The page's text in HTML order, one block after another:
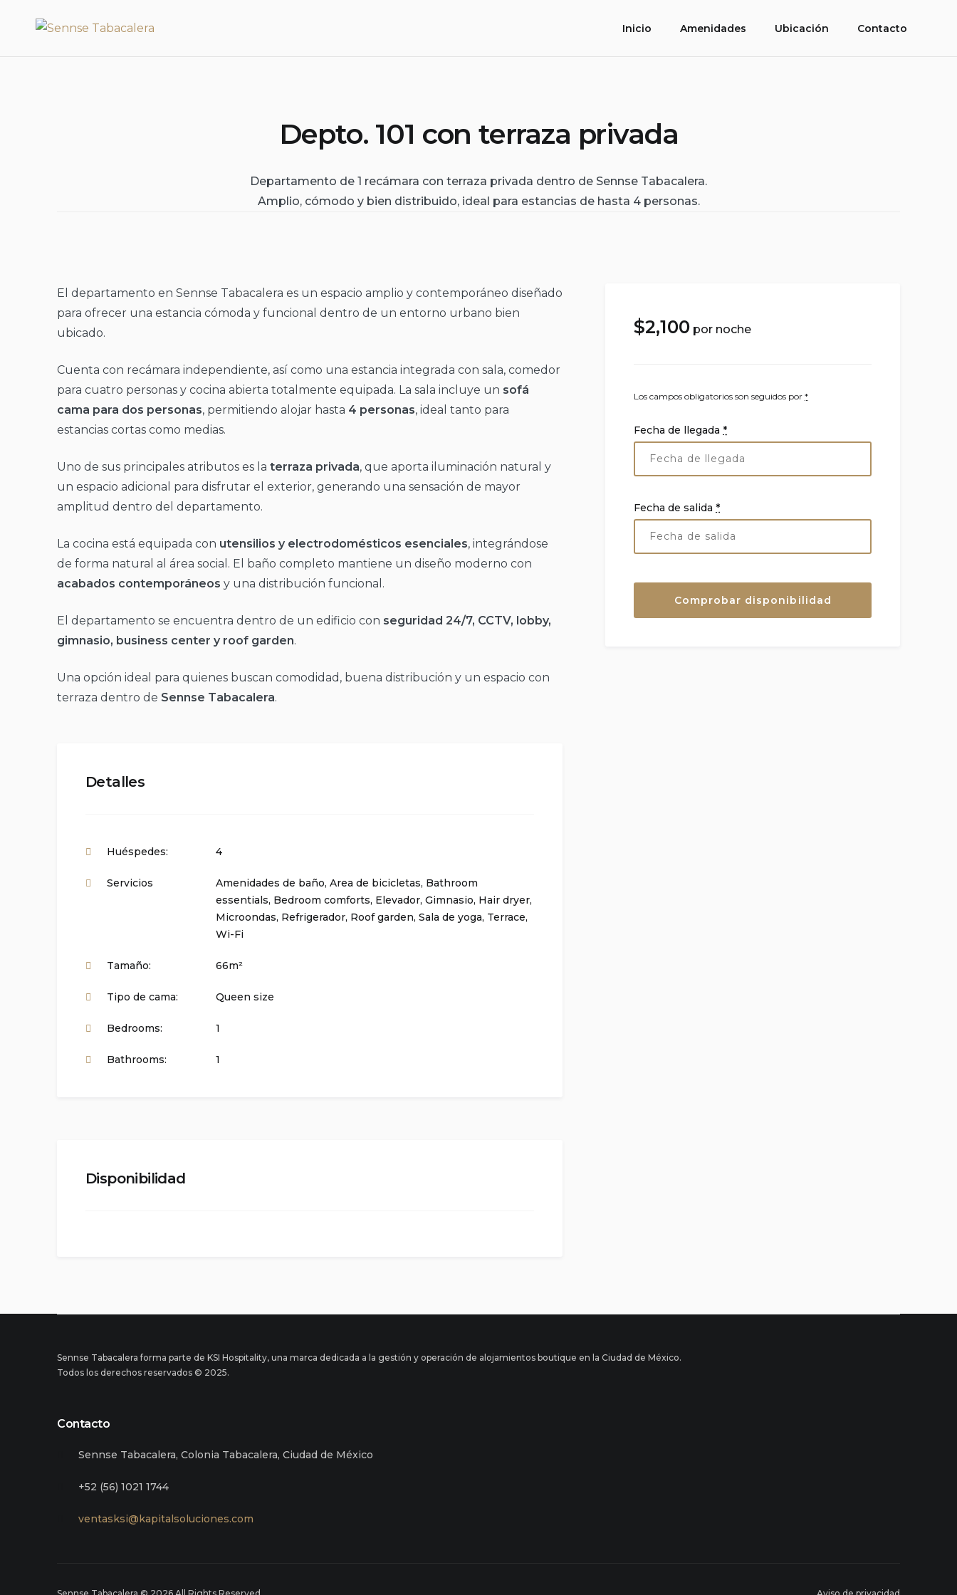
Sennse Tabacalera Inicio Amenidades Ubicación Contacto
Depto. 101 con terraza privada
Departamento de 1 recámara con terraza privada dentro de Sennse Tabacalera.
Amplio, cómodo y bien distribuido, ideal para estancias de hasta 4 personas.
El departamento en Sennse Tabacalera es un espacio amplio y contemporáneo diseñado
para ofrecer una estancia cómoda y funcional dentro de un entorno urbano bien
ubicado.
Cuenta con recámara independiente, así como una estancia integrada con sala, comedor
para cuatro personas y cocina abierta totalmente equipada. La sala incluye un sofá
cama para dos personas, permitiendo alojar hasta 4 personas, ideal tanto para
estancias cortas como medias.
Uno de sus principales atributos es la terraza privada, que aporta iluminación natural y
un espacio adicional para disfrutar el exterior, generando una sensación de mayor
amplitud dentro del departamento.
La cocina está equipada con utensilios y electrodomésticos esenciales, integrándose
de forma natural al área social. El baño completo mantiene un diseño moderno con
acabados contemporáneos y una distribución funcional.
El departamento se encuentra dentro de un edificio con seguridad 24/7, CCTV, lobby,
gimnasio, business center y roof garden.
Una opción ideal para quienes buscan comodidad, buena distribución y un espacio con
terraza dentro de Sennse Tabacalera.
Detalles
Huéspedes: 4
Servicios Amenidades de baño, Area de bicicletas, Bathroom
essentials, Bedroom comforts, Elevador, Gimnasio, Hair dryer,
Microondas, Refrigerador, Roof garden, Sala de yoga, Terrace,
Wi-Fi
Tamaño: 66m²
Tipo de cama: Queen size
Bedrooms: 1
Bathrooms: 1
Disponibilidad
$2,100 por noche
Los campos obligatorios son seguidos por*
Fecha de llegada*
Fecha de salida*
Sennse Tabacalera forma parte de KSI Hospitality, una marca dedicada a la gestión y operación de alojamientos boutique en la Ciudad de México.
Todos los derechos reservados © 2025.
Contacto
Sennse Tabacalera, Colonia Tabacalera, Ciudad de México
+52 (56) 1021 1744
ventasksi@kapitalsoluciones.com